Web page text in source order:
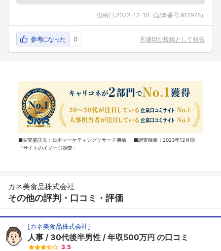
投稿日:2022-12-10 （記事番号:917976）
参考になった 0 不適切な投稿として報告
■実査委託先：日本マーケティングリサーチ機構 ■調査概要：2023年12月期
「サイトのイメージ調査」
カネ美食品株式会社
その他の評判・口コミ・評価
[カネ美食品株式会社]
人事 30代後半男性 年収500万円 の口コミ
3.5